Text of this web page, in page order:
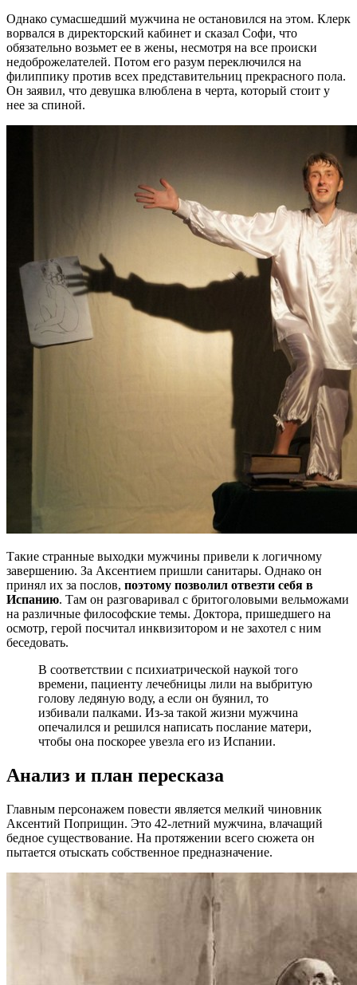
Однако сумасшедший мужчина не остановился на этом. Клерк
ворвался в директорский кабинет и сказал Софи, что
обязательно возьмет ее в жены, несмотря на все происки
недоброжелателей. Потом его разум переключился на
филиппику против всех представительниц прекрасного пола.
Он заявил, что девушка влюблена в черта, который стоит у
нее за спиной.
Такие странные выходки мужчины привели к логичному
завершению. За Аксентием пришли санитары. Однако он
принял их за послов, поэтому позволил отвезти себя в
Испанию. Там он разговаривал с бритоголовыми вельможами
на различные философские темы. Доктора, пришедшего на
осмотр, герой посчитал инквизитором и не захотел с ним
беседовать.
В соответствии с психиатрической наукой того
времени, пациенту лечебницы лили на выбритую
голову ледяную воду, а если он буянил, то
избивали палками. Из-за такой жизни мужчина
опечалился и решился написать послание матери,
чтобы она поскорее увезла его из Испании.
Анализ и план пересказа
Главным персонажем повести является мелкий чиновник
Аксентий Поприщин. Это 42-летний мужчина, влачащий
бедное существование. На протяжении всего сюжета он
пытается отыскать собственное предназначение.